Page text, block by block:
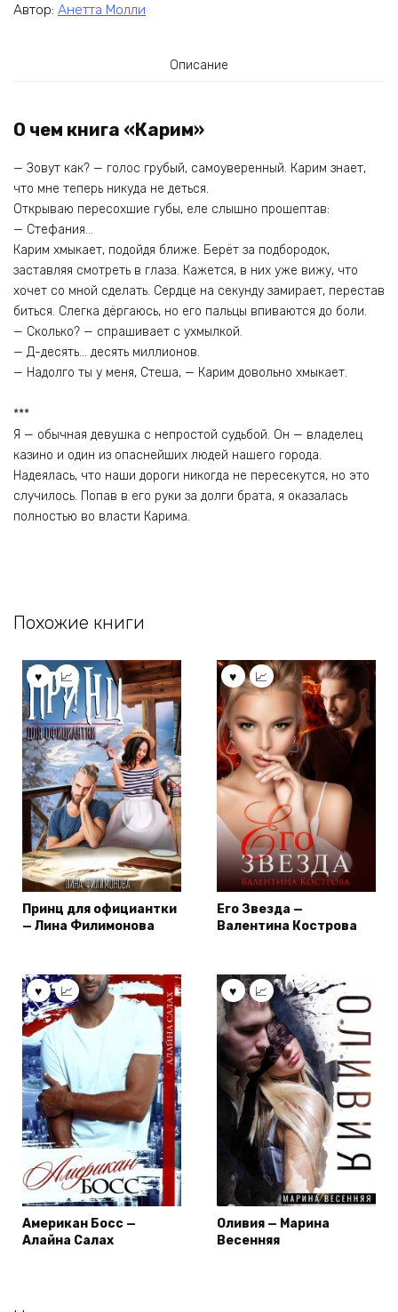
Автор: Анетта Молли
Описание
О чем книга «Карим»
— Зовут как? — голос грубый, самоуверенный. Карим знает,
что мне теперь никуда не деться.
Открываю пересохшие губы, еле слышно прошептав:
— Стефания…
Карим хмыкает, подойдя ближе. Берёт за подбородок,
заставляя смотреть в глаза. Кажется, в них уже вижу, что
хочет со мной сделать. Сердце на секунду замирает, перестав
биться. Слегка дёргаюсь, но его пальцы впиваются до боли.
— Сколько? — спрашивает с ухмылкой.
— Д-десять… десять миллионов.
— Надолго ты у меня, Стеша, — Карим довольно хмыкает.
***
Я — обычная девушка с непростой судьбой. Он — владелец
казино и один из опаснейших людей нашего города.
Надеялась, что наши дороги никогда не пересекутся, но это
случилось. Попав в его руки за долги брата, я оказалась
полностью во власти Карима.
Похожие книги
Принц для официантки
— Лина Филимонова
Его Звезда —
Валентина Кострова
Американ Босс —
Алайна Салах
Оливия — Марина
Весенняя